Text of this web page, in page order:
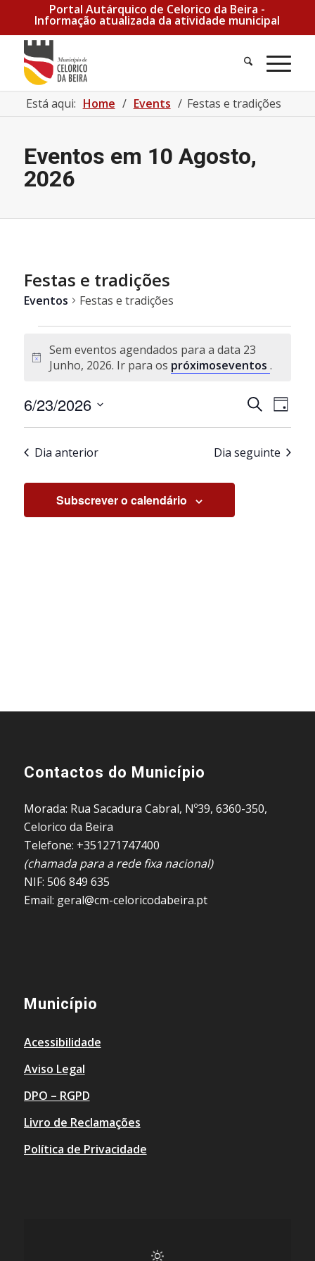
Portal Autárquico de Celorico da Beira -
Informação atualizada da atividade municipal
Pesquisa
Está aqui: Home / Events / Festas e tradições
Eventos em 10 Agosto,
2026
Festas e tradições
Eventos Festas e tradições
Aviso
Sem eventos agendados para a data 23
Junho, 2026. Ir para os próximoseventos .
e
Pesquisar
de
de
Dia
6/23/2026
Selecione
data.
Dia anterior Dia seguinte
Subscrever o calendário
Contactos do Município
Morada: Rua Sacadura Cabral, Nº39, 6360-350,
Celorico da Beira
Telefone: +351271747400
(chamada para a rede fixa nacional)
NIF: 506 849 635
Email: geral@cm-celoricodabeira.pt
Município
Acessibilidade
Aviso Legal
DPO – RGPD
Livro de Reclamações
Política de Privacidade